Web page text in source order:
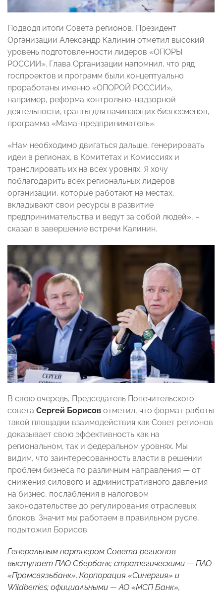
Подводя итоги Совета регионов, Президент
Организации Александр Калинин отметил высокий
уровень подготовленности лидеров «ОПОРЫ
РОССИИ». Глава Организации напомнил, что ряд
госпроектов и программ были концептуально
проработаны именно «ОПОРОЙ РОССИИ»,
например, реформа контрольно-надзорной
деятельности, гранты для начинающих бизнесменов,
программа «Мама-предприниматель».
«Нам необходимо двигаться дальше, генерировать
идеи в регионах, в Комитетах и Комиссиях и
транслировать их на всех уровнях. Я хочу
поблагодарить всех региональных лидеров
организации, которые работают на местах,
вкладывают свои ресурсы в развитие
предпринимательства и ведут за собой людей», –
сказал в завершение встречи Калинин.
В свою очередь, Председатель Попечительского
совета Сергей Борисов отметил, что формат работы
такой площадки взаимодействия как Совет регионов
доказывает свою эффективность как на
региональном, так и федеральном уровнях. Мы
видим, что заинтересованность власти в решении
проблем бизнеса по различным направления — от
снижения силового и административного давления
на бизнес, послабления в налоговом
законодательстве до регулирования отраслевых
блоков. Значит мы работаем в правильном русле,
подытожил Борисов.
Генеральным партнером Совета регионов
выступает ПАО Сбербанк; стратегическими — ПАО
«Промсвязьбанк», Корпорация «Синергия» и
Wildberries; официальными — АО «МСП Банк»,